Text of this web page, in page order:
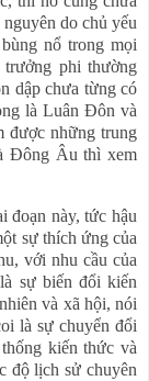
do chủ yếu
nổ trong mọi
phi thường
dập chưa từng có
là Luân Đôn và
được những trung
Đông Âu thì xem
đoạn này, tức hậu
sự thích ứng của
với nhu cầu của
sự biến đổi kiến
và xã hội, nói
là sự chuyển đổi
kiến thức và
độ lịch sử chuyên